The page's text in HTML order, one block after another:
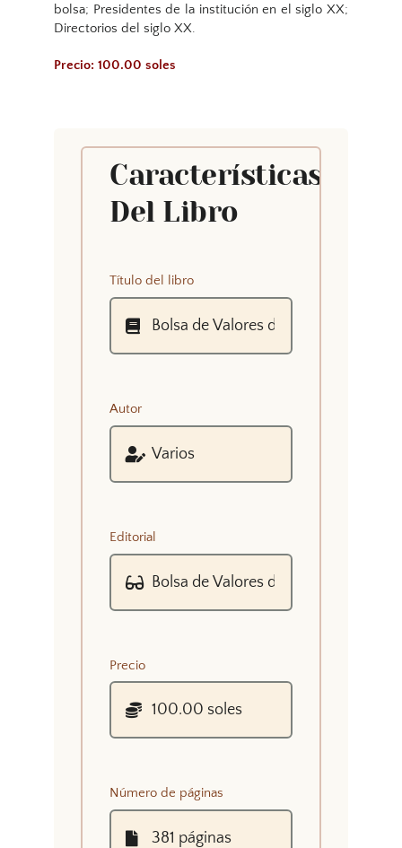
bolsa; Presidentes de la institución en el siglo XX;
Directorios del siglo XX.
Precio: 100.00 soles
Características
Del Libro
Título del libro
Autor
Editorial
Precio
Número de páginas